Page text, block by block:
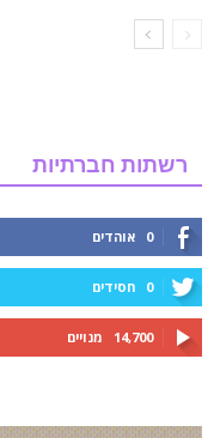
רשתות חברתיות
0 אוהדים
0 חסידים
14,700 מנויים